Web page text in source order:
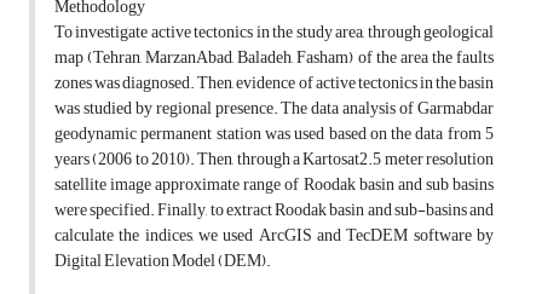
Methodology
To investigate active tectonics in the study area, through geological
map (Tehran, MarzanAbad, Baladeh, Fasham) of the area the faults
zones was diagnosed. Then, evidence of active tectonics in the basin
was studied by regional presence. The data analysis of Garmabdar
geodynamic permanent station was used based on the data from 5
years (2006 to 2010). Then, through a Kartosat2.5 meter resolution
satellite image approximate range of Roodak basin and sub basins
were specified. Finally, to extract Roodak basin and sub-basins and
calculate the indices, we used ArcGIS and TecDEM software by
Digital Elevation Model (DEM).